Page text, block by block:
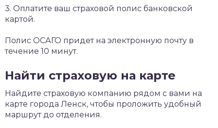
3. Оплатите ваш страховой полис банковской
картой.
Полис ОСАГО придет на электронную почту в
течение 10 минут.
Найти страховую на карте
Найдите страховую компанию рядом с вами на
карте города Ленск, чтобы проложить удобный
маршрут до отделения.